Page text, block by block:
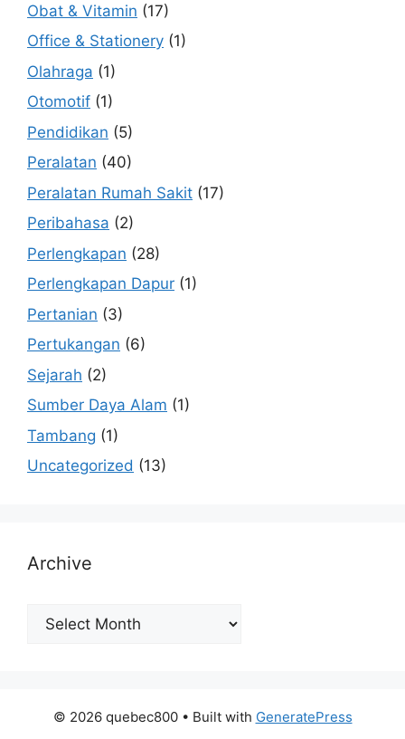
Obat & Vitamin (17)
Office & Stationery (1)
Olahraga (1)
Otomotif (1)
Pendidikan (5)
Peralatan (40)
Peralatan Rumah Sakit (17)
Peribahasa (2)
Perlengkapan (28)
Perlengkapan Dapur (1)
Pertanian (3)
Pertukangan (6)
Sejarah (2)
Sumber Daya Alam (1)
Tambang (1)
Uncategorized (13)
Archive
Archive
© 2026 quebec800• Built with GeneratePress